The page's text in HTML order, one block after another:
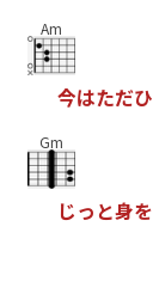
Am
今はただひ
Gm
じっ と身を